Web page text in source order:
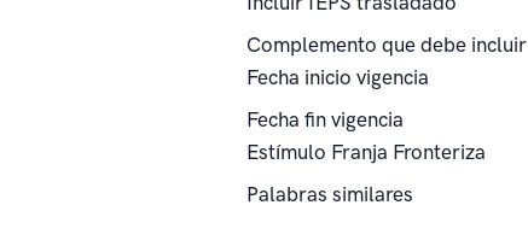
Complemento que debe incluir
Fecha inicio vigencia
Fecha fin vigencia
Estímulo Franja Fronteriza
Palabras similares